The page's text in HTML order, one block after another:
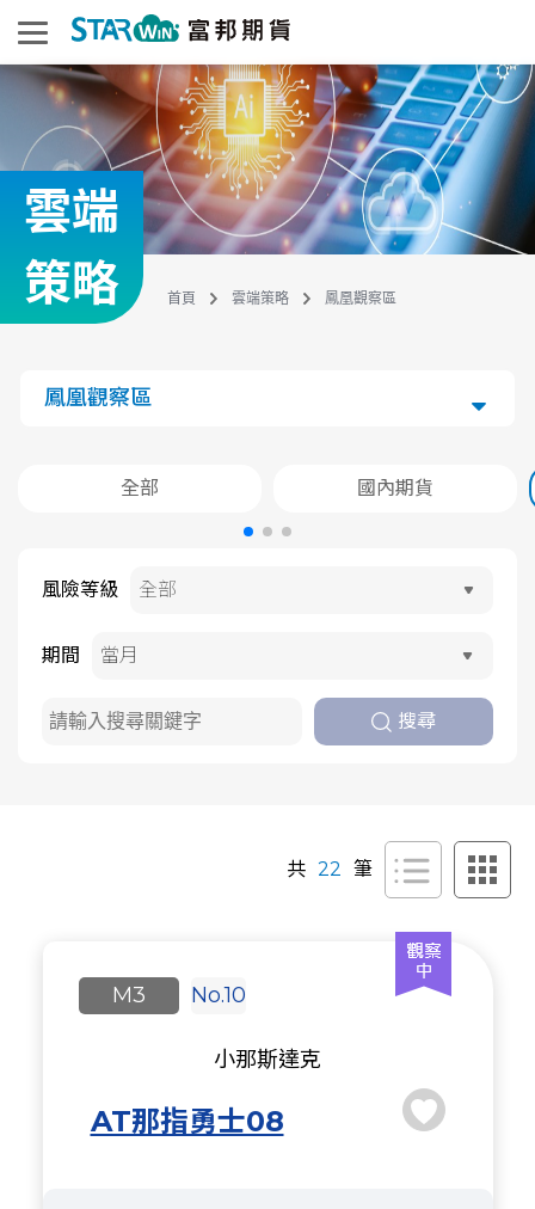
雲端
策略
首頁 雲端策略 鳳凰觀察區
鳳凰觀察區
全部 國內期貨
風險等級
期間
搜尋
共 22 筆
No.10
AT那指勇士08
小那斯達克
M3